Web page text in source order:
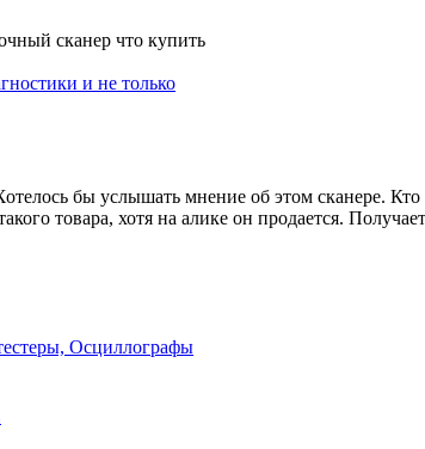
сканер что купить
и не только
бы услышать мнение об этом
товара, хотя на алике он продается.
Осциллографы